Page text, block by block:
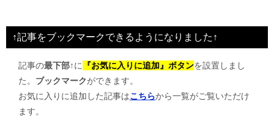
ビ
ゲ
↑記事をブックマークできるようになりました↑
記事の最下部↑に 『お気に入りに追加』ボタンを設置しまし
た。 ブックマークができます。
お気に入りに追加した記事はこちらから一覧がご覧いただけ
ます。